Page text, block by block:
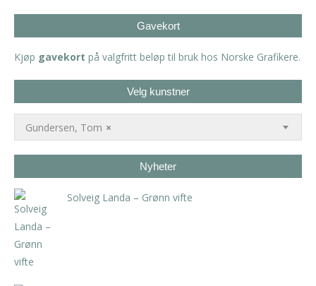
Gavekort
Kjøp gavekort på valgfritt beløp til bruk hos Norske Grafikere.
Velg kunstner
×
Gundersen, Tom
Nyheter
Solveig Landa – Grønn vifte